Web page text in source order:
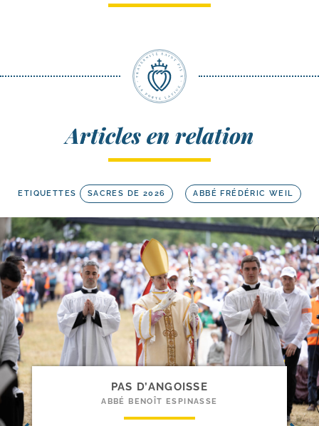
Articles en relation
ETIQUETTES SACRES DE 2026 ABBÉ FRÉDÉRIC WEIL
PAS D’ANGOISSE
ABBÉ BENOÎT ESPINASSE